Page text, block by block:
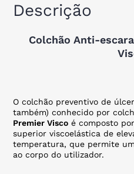
Descrição
Colchão Anti-
O colchão preventivo de
também) conhecido por
Premier Visco é composto
superior viscoelástica de
temperatura, que permite
ao corpo do utilizador.